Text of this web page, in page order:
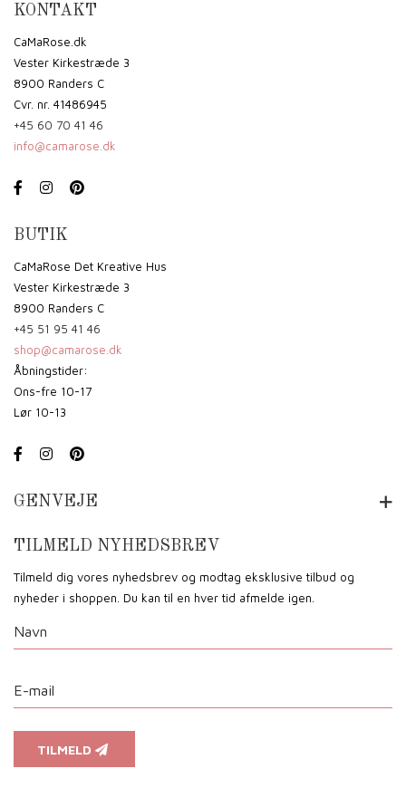
KONTAKT
CaMaRose.dk
Vester Kirkestræde 3
8900 Randers C
Cvr. nr. 41486945
+45 60 70 41 46
info@camarose.dk
BUTIK
CaMaRose Det Kreative Hus
Vester Kirkestræde 3
8900 Randers C
+45 51 95 41 46
shop@camarose.dk
Åbningstider:
Ons-fre 10-17
Lør 10-13
GENVEJE
TILMELD NYHEDSBREV
Tilmeld dig vores nyhedsbrev og modtag eksklusive tilbud og
nyheder i shoppen. Du kan til en hver tid afmelde igen.
TILMELD